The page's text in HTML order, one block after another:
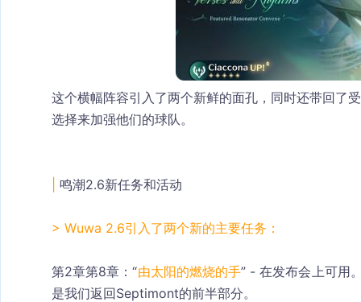
这个横幅阵容引入了两个新鲜的面孔，同时还带回了
选择来加强他们的球队。
鸣潮2.6新任务和活动
> Wuwa 2.6引入了两个新的主要任务：
第2章第8章 ：“由太阳的燃烧的手” - 在发布会上可用
是我们返回Septimont的前半部分。